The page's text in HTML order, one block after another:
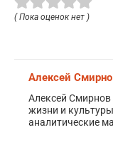
( Пока оценок нет )
Алексей
Алексей
жизни и
аналитические